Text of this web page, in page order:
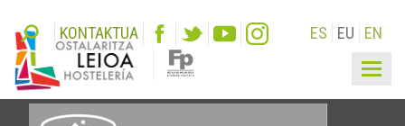
KONTAKTUA ES EU EN